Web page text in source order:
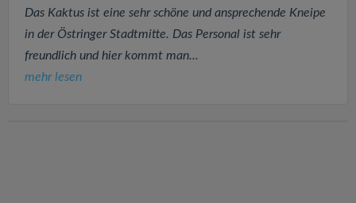
Das Kaktus ist eine sehr schöne und ansprechende Kneipe
in der Östringer Stadtmitte. Das Personal ist sehr
freundlich und hier kommt man...
mehr lesen